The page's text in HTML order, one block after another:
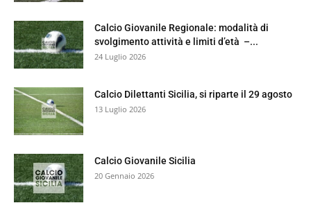
Calcio Giovanile Regionale: modalità di
svolgimento attività e limiti d’età –...
24 Luglio 2026
Calcio Dilettanti Sicilia, si riparte il 29 agosto
13 Luglio 2026
Calcio Giovanile Sicilia
20 Gennaio 2026